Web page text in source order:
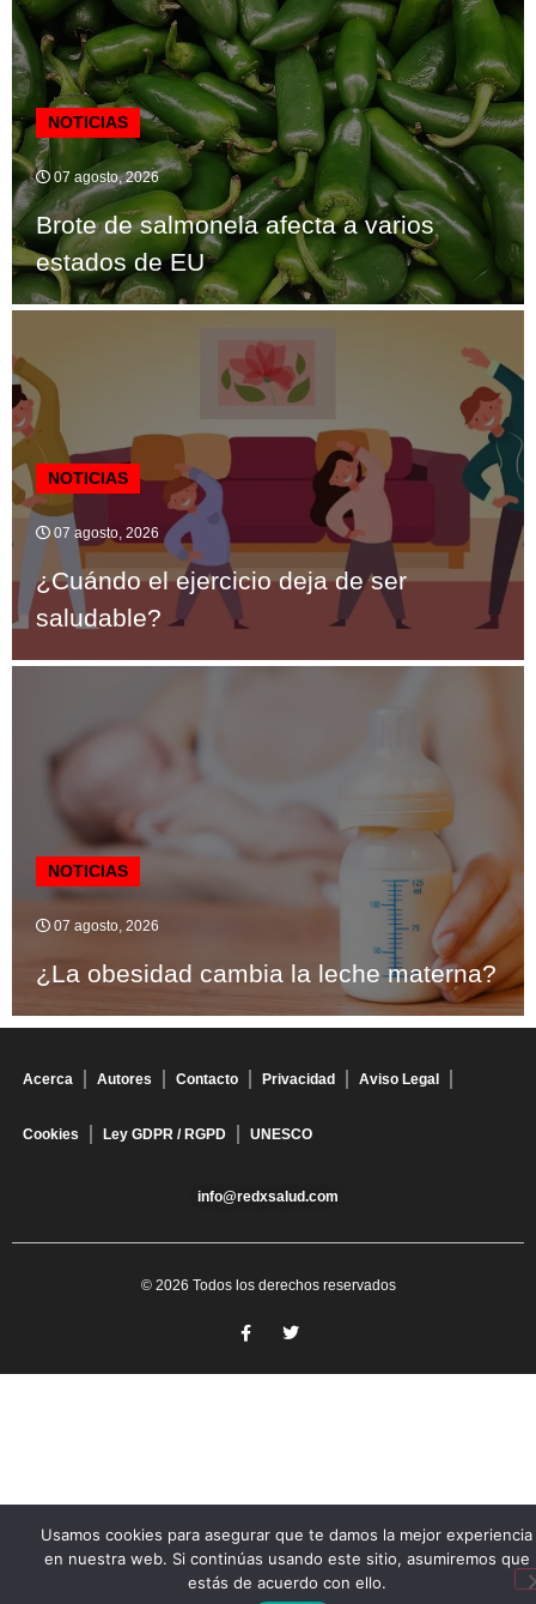
NOTICIAS
07 agosto, 2026
Brote de salmonela afecta a varios
estados de EU
NOTICIAS
07 agosto, 2026
¿Cuándo el ejercicio deja de ser
saludable?
NOTICIAS
07 agosto, 2026
¿La obesidad cambia la leche materna?
Acerca Autores Contacto Privacidad Aviso Legal
Cookies Ley GDPR / RGPD UNESCO
info@redxsalud.com
© 2026 Todos los derechos reservados
Usamos cookies para asegurar que te damos la mejor experiencia
en nuestra web. Si continúas usando este sitio, asumiremos que
estás de acuerdo con ello.